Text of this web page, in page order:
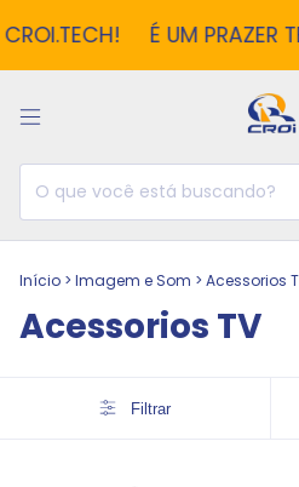
É UM PRAZER
Início > Imagem e Som > Acessorios
Acessorios TV
Filtrar